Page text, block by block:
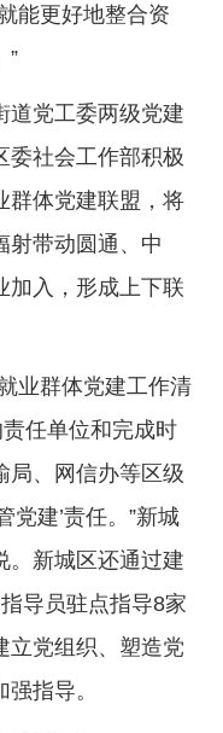
能更好地整合资
”
道党工委两级党建
委社会工作部积极
群体党建联盟，将
射带动圆通、中
加入，形成上下联
业群体党建工作清
任单位和完成时
局、网信办等区级
党建’责任。”新城
。新城区还通过建
导员驻点指导8家
立党组织、塑造党
指导。